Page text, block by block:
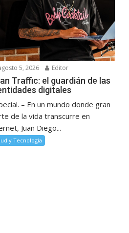
5, 2026 Editor
Traffic: el guardián de las
digitales
– En un mundo donde gran
de la vida transcurre en
Juan Diego...
y Tecnología